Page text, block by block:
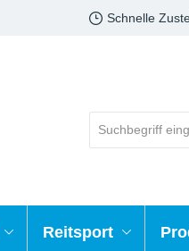
Schnelle
Reitsport